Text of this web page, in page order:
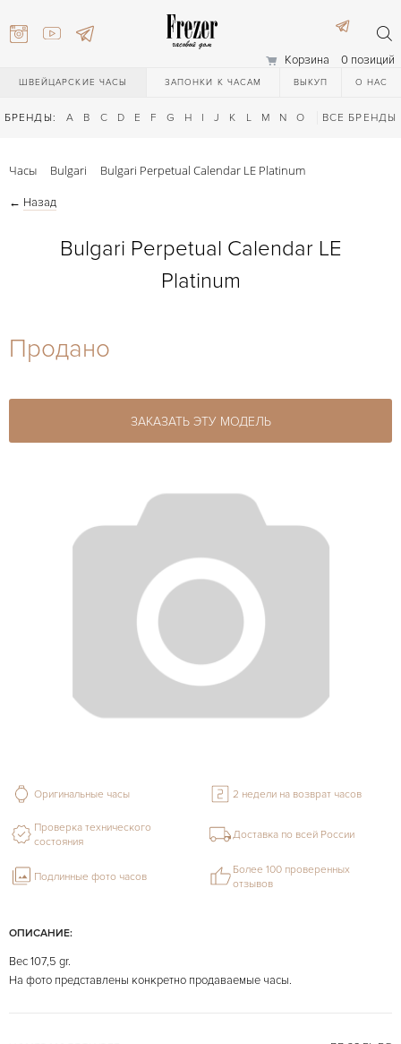
Корзина 0 позиций
ШВЕЙЦАРСКИЕ ЧАСЫ ЗАПОНКИ К ЧАСАМ ВЫКУП О НАС
БРЕНДЫ: A B C D E F G H I J K L M N O Q R S T
ВСЕ БРЕНДЫ
27-44
Часы Bulgari Bulgari Perpetual Calendar LE Platinum
← Назад
Bulgari Perpetual Calendar LE
Platinum
Продано
ЗАКАЗАТЬ ЭТУ МОДЕЛЬ
ОПИСАНИЕ:
Вес 107,5 gr.
На фото представлены конкретно продаваемые часы.
Оригинальные часы 2 недели на возврат часов
Проверка технического
состояния
Доставка по всей России
Подлинные фото часов
Более 100 проверенных
отзывов